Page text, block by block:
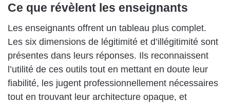
Ce que révèlent les enseignants
Les enseignants offrent un tableau plus complet.
Les six dimensions de légitimité et d’illégitimité sont
présentes dans leurs réponses. Ils reconnaissent
l’utilité de ces outils tout en mettant en doute leur
fiabilité, les jugent professionnellement nécessaires
tout en trouvant leur architecture opaque, et